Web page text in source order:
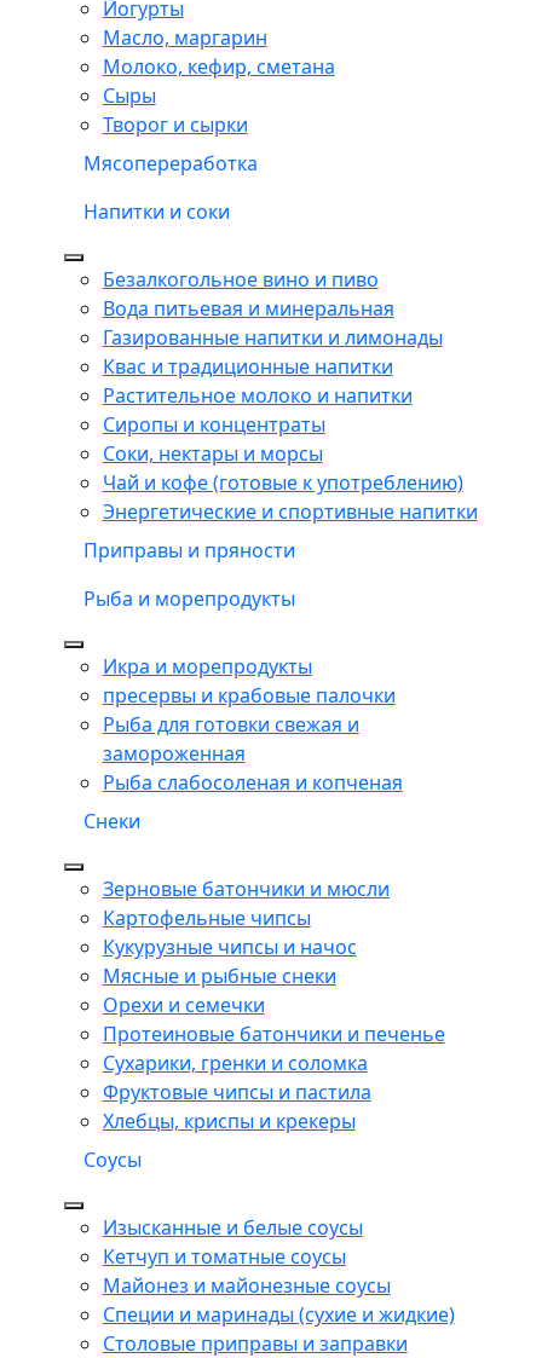
Йогурты
Масло, маргарин
Молоко, кефир, сметана
Сыры
Творог и сырки
Мясопереработка
Напитки и соки
Безалкогольное вино и пиво
Вода питьевая и минеральная
Газированные напитки и лимонады
Квас и традиционные напитки
Растительное молоко и напитки
Сиропы и концентраты
Соки, нектары и морсы
Чай и кофе (готовые к употреблению)
Энергетические и спортивные напитки
Приправы и пряности
Рыба и морепродукты
Икра и морепродукты
пресервы и крабовые палочки
Рыба для готовки свежая и
замороженная
Рыба слабосоленая и копченая
Снеки
Зерновые батончики и мюсли
Картофельные чипсы
Кукурузные чипсы и начос
Мясные и рыбные снеки
Орехи и семечки
Протеиновые батончики и печенье
Сухарики, гренки и соломка
Фруктовые чипсы и пастила
Хлебцы, криспы и крекеры
Соусы
Изысканные и белые соусы
Кетчуп и томатные соусы
Майонез и майонезные соусы
Специи и маринады (сухие и жидкие)
Столовые приправы и заправки